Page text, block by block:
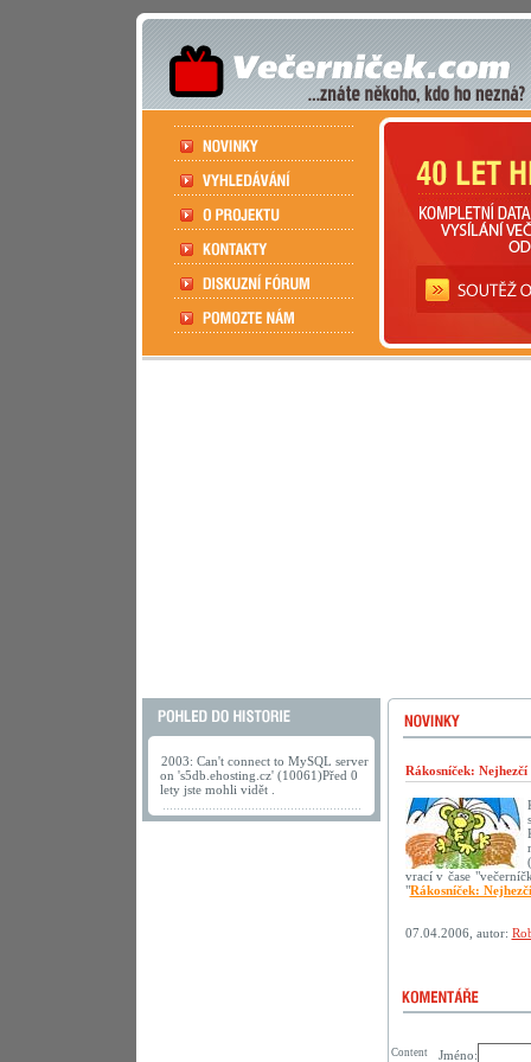
2003: Can't connect to MySQL server
on 's5db.ehosting.cz' (10061)Před 0
lety jste mohli vidět .
Rákosníček:
vrací v čase
"Rákosníček:
07.04.2006, autor:
Jméno:
Content